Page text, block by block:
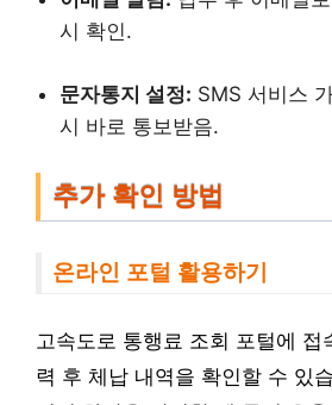
시 확인.
문자통지 설정: SMS 서비스
시 바로 통보받음.
추가 확인 방법
온라인 포털 활용하기
고속도로 통행료 조회 포털에 접
력 후 체납 내역을 확인할 수 있